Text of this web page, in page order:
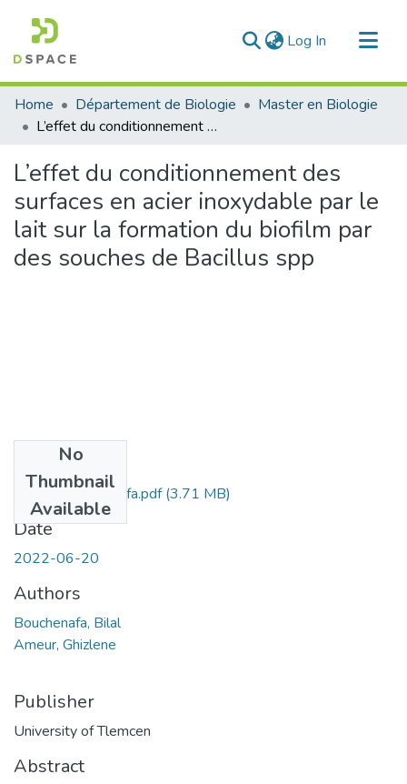
Log In (current)
Communities & Collections
All of DSpace
Home Département de Biologie
Master en Biologie
L’effet du conditionnement des surfaces en acier inoxydable par le lait sur la formation du biofilm par des souches de Bacillus spp
L’effet du conditionnement des
surfaces en acier inoxydable par le
lait sur la formation du biofilm par
des souches de Bacillus spp
No
Thumbnail
Available
ameur@bouchenafa.pdf(3.71 MB)
Date
2022-06-20
Authors
Bouchenafa, Bilal
Ameur, Ghizlene
Publisher
University of Tlemcen
Abstract